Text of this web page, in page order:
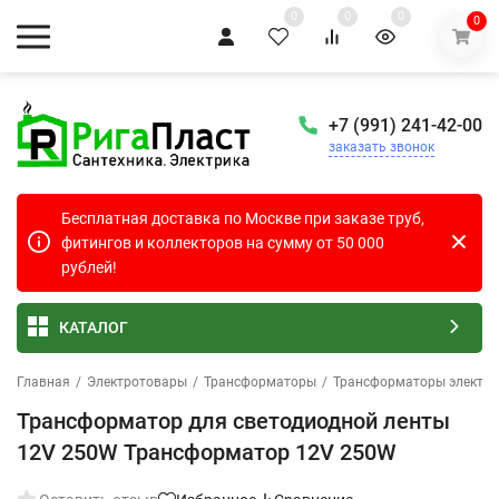
0 0 0 0
+7 (991) 241-42-00
заказать звонок
Бесплатная доставка по Москве при заказе труб,
фитингов и коллекторов на сумму от 50 000
рублей!
КАТАЛОГ
Главная / Электротовары / Трансформаторы / Трансформаторы
Трансформатор для светодиодной ленты
12V 250W Трансформатор 12V 250W